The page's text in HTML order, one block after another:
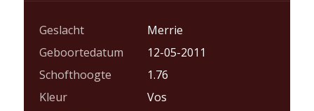
Geslacht
Merrie
Geboortedatum
12-05-2011
Schofthoogte
1.76
Kleur
Vos